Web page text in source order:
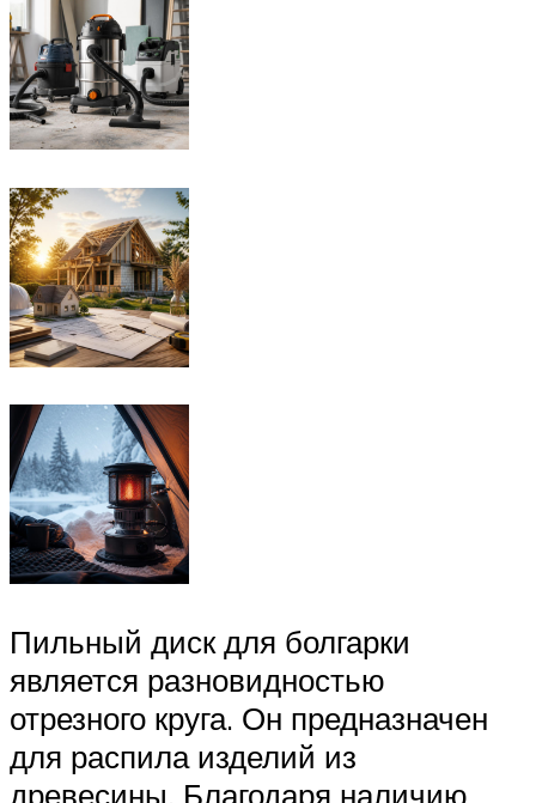
Пильный диск для болгарки
является разновидностью
отрезного круга. Он предназначен
для распила изделий из
древесины. Благодаря наличию